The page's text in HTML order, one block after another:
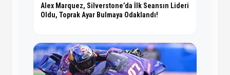
Alex Marquez, Silverstone’da İlk Seansın Lideri
Oldu, Toprak Ayar Bulmaya Odaklandı!